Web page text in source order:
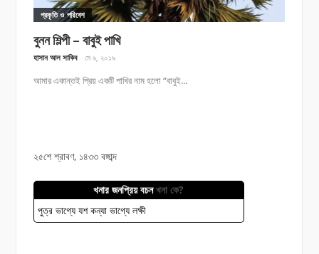
প্রকৃতি ও পরিবেশ
বুনন শিল্পী – বাবুই পাখি
হাসান আল সাকিব মে ৬, ২০১৯
আমার একান্তই প্রিয় একটি পাখির নাম হলো “বাবুই...
২৫শে শ্রাবণ, ১৪৩৩ বঙ্গাব্দ
খনার জনপ্রিয় বচনখনা কে?
পুত্র ভাগ্যে যশ কন্যা ভাগ্যে লক্ষী